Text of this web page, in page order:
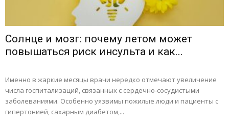
Солнце и мозг: почему летом может
повышаться риск инсульта и как...
Именно в жаркие месяцы врачи нередко отмечают увеличение
числа госпитализаций, связанных с сердечно-сосудистыми
заболеваниями. Особенно уязвимы пожилые люди и пациенты с
гипертонией, сахарным диабетом,...